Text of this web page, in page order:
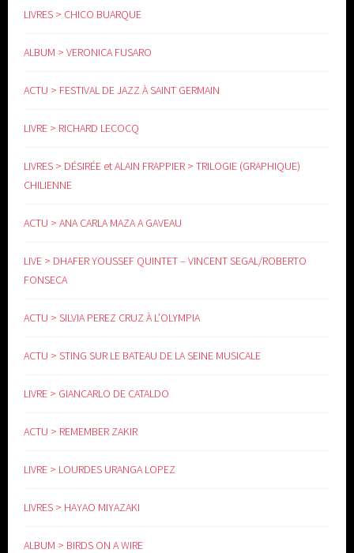
LIVRES > CHICO BUARQUE
ALBUM > VERONICA FUSARO
ACTU > FESTIVAL DE JAZZ À SAINT GERMAIN
LIVRE > RICHARD LECOCQ
LIVRES > DÉSIRÉE et ALAIN FRAPPIER > TRILOGIE (GRAPHIQUE)
CHILIENNE
ACTU > ANA CARLA MAZA A GAVEAU
LIVE > DHAFER YOUSSEF QUINTET – VINCENT SEGAL/ROBERTO
FONSECA
ACTU > SILVIA PEREZ CRUZ À L’OLYMPIA
ACTU > STING SUR LE BATEAU DE LA SEINE MUSICALE
LIVRE > GIANCARLO DE CATALDO
ACTU > REMEMBER ZAKIR
LIVRE > LOURDES URANGA LOPEZ
LIVRES > HAYAO MIYAZAKI
ALBUM > BIRDS ON A WIRE